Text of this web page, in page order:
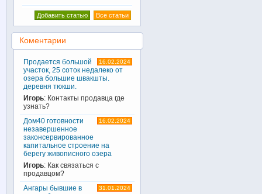
Все статьи
Добавить статью
Коментарии
16.02.2024
Продается большой
участок, 25 соток недалеко от
озера большие швакшты.
деревня тюкши.
Игорь: Контакты продавца где
узнать?
16.02.2024
Дом40 готовности
незавершенное
законсервированное
капитальное строение на
берегу живописного озера
Игорь: Как связаться с
продавцом?
31.01.2024
Ангары бывшие в